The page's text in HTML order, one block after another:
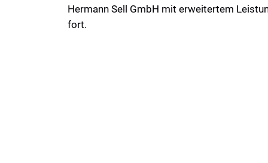
Hermann Sell GmbH mit erweitertem
fort.